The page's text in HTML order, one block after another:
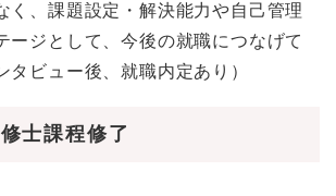
く、課題設定・解決能力や自己管理
ージとして、今後の就職につなげて
タビュー後、就職内定あり）
士課程修了